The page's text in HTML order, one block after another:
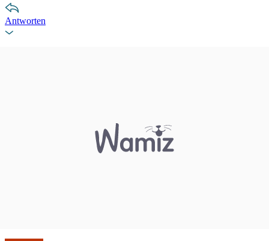
Antworten